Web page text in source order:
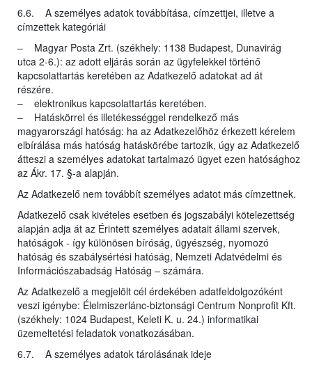
6.6. A személyes adatok továbbítása, címzettjei, illetve a
címzettek kategóriái
– Magyar Posta Zrt. (székhely: 1138 Budapest, Dunavirág
utca 2-6.): az adott eljárás során az ügyfelekkel történő
kapcsolattartás keretében az Adatkezelő adatokat ad át
részére.
– elektronikus kapcsolattartás keretében.
– Hatáskörrel és illetékességgel rendelkező más
magyarországi hatóság: ha az Adatkezelőhöz érkezett kérelem
elbírálása más hatóság hatáskörébe tartozik, úgy az Adatkezelő
átteszi a személyes adatokat tartalmazó ügyet ezen hatósághoz
az Ákr. 17. §-a alapján.
Az Adatkezelő nem továbbít személyes adatot más címzettnek.
Adatkezelő csak kivételes esetben és jogszabályi kötelezettség
alapján adja át az Érintett személyes adatait állami szervek,
hatóságok - így különösen bíróság, ügyészség, nyomozó
hatóság és szabálysértési hatóság, Nemzeti Adatvédelmi és
Információszabadság Hatóság – számára.
Az Adatkezelő a megjelölt cél érdekében adatfeldolgozóként
veszi igénybe: Élelmiszerlánc-biztonsági Centrum Nonprofit Kft.
(székhely: 1024 Budapest, Keleti K. u. 24.) informatikai
üzemeltetési feladatok vonatkozásában.
6.7. A személyes adatok tárolásának ideje